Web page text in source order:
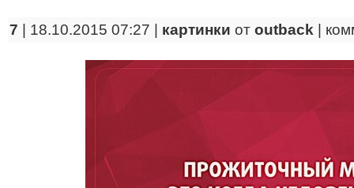
7 | 18.10.2015 07:27 | картинки от outback